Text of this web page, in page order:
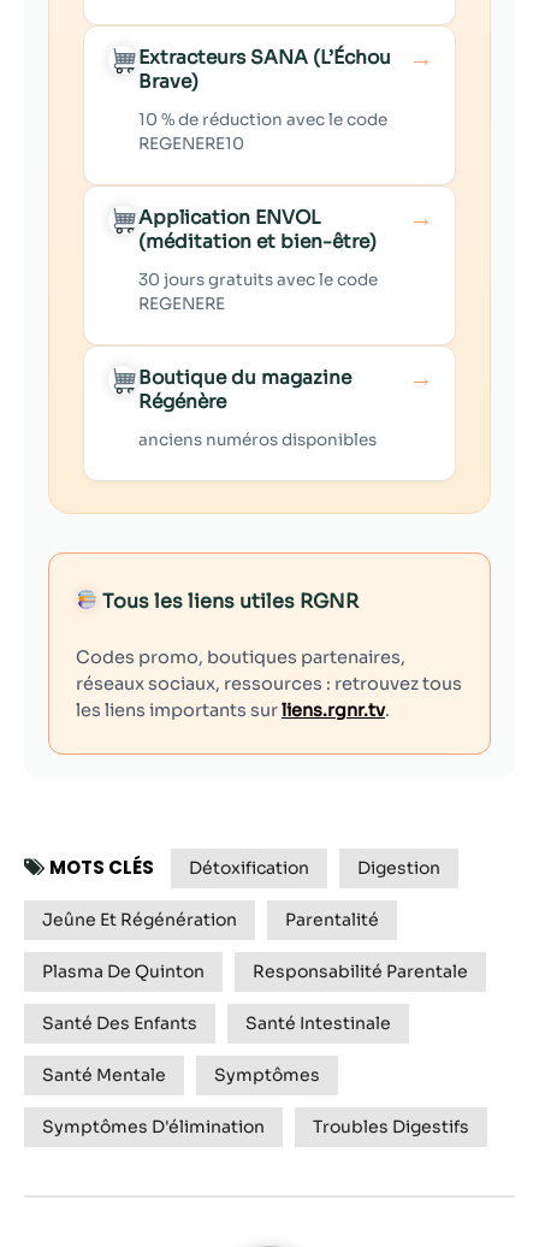
Extracteurs SANA (L’Échou
Brave)
10 % de réduction avec le code
REGENERE10
→
Application ENVOL
(méditation et bien-être)
30 jours gratuits avec le code
REGENERE
→
Boutique du magazine
Régénère
anciens numéros disponibles
→
Tous les liens utiles RGNR
Codes promo, boutiques partenaires,
réseaux sociaux, ressources : retrouvez tous
les liens importants surliens.rgnr.tv.
MOTS CLÉS Détoxification Digestion
Jeûne Et Régénération Parentalité
Plasma De Quinton Responsabilité Parentale
Santé Des Enfants Santé Intestinale
Santé Mentale Symptômes
Symptômes D'élimination Troubles Digestifs